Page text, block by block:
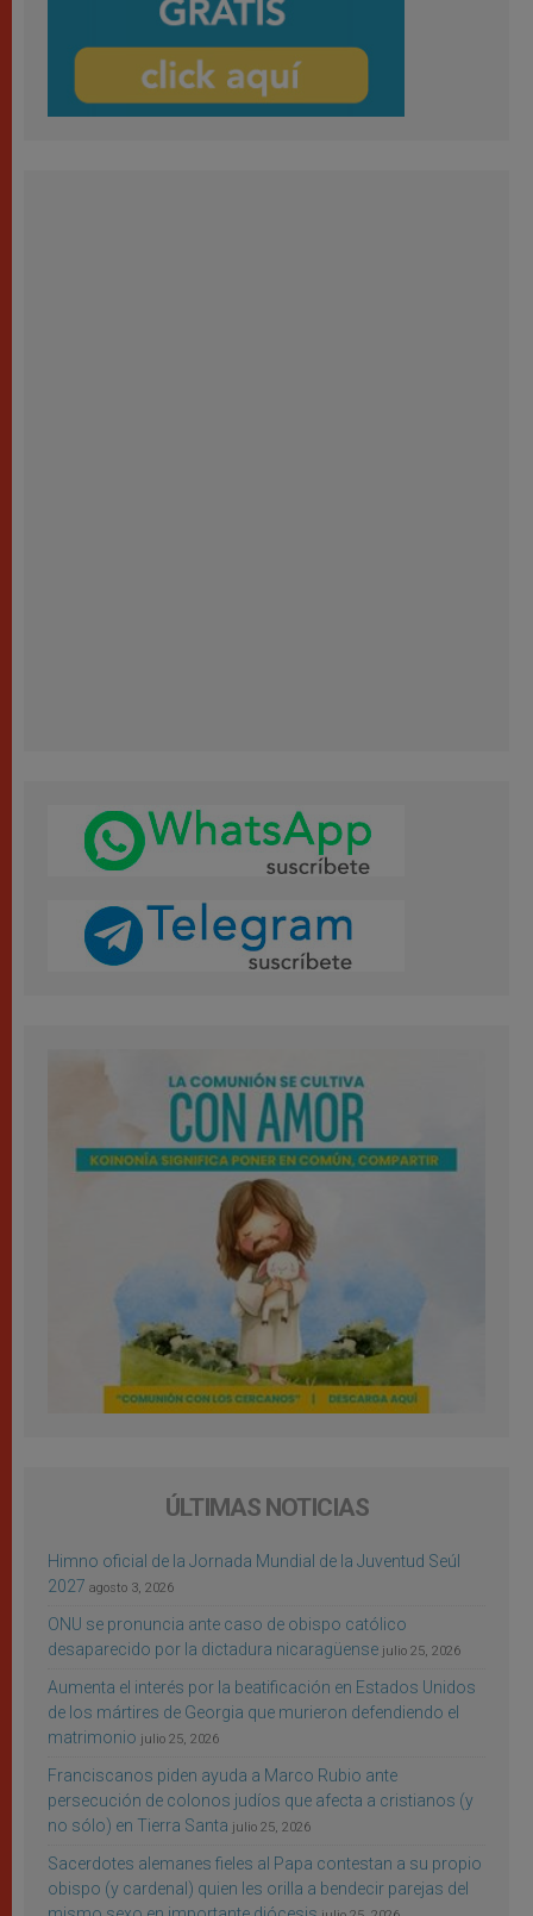
ÚLTIMAS NOTICIAS
Himno oficial de la Jornada Mundial de la Juventud Seúl
2027 agosto 3, 2026
ONU se pronuncia ante caso de obispo católico
desaparecido por la dictadura nicaragüense julio 25, 2026
Aumenta el interés por la beatificación en Estados Unidos
de los mártires de Georgia que murieron defendiendo el
matrimonio julio 25, 2026
Franciscanos piden ayuda a Marco Rubio ante
persecución de colonos judíos que afecta a cristianos (y
no sólo) en Tierra Santa julio 25, 2026
Sacerdotes alemanes fieles al Papa contestan a su propio
obispo (y cardenal) quien les orilla a bendecir parejas del